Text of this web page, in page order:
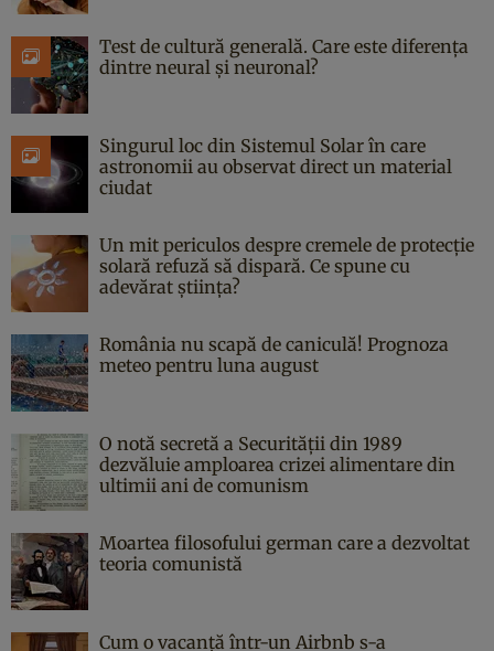
Test de cultură generală. Care este diferența
dintre neural și neuronal?
Singurul loc din Sistemul Solar în care
astronomii au observat direct un material
ciudat
Un mit periculos despre cremele de protecție
solară refuză să dispară. Ce spune cu
adevărat știința?
România nu scapă de caniculă! Prognoza
meteo pentru luna august
O notă secretă a Securității din 1989
dezvăluie amploarea crizei alimentare din
ultimii ani de comunism
Moartea filosofului german care a dezvoltat
teoria comunistă
Cum o vacanță într-un Airbnb s-a